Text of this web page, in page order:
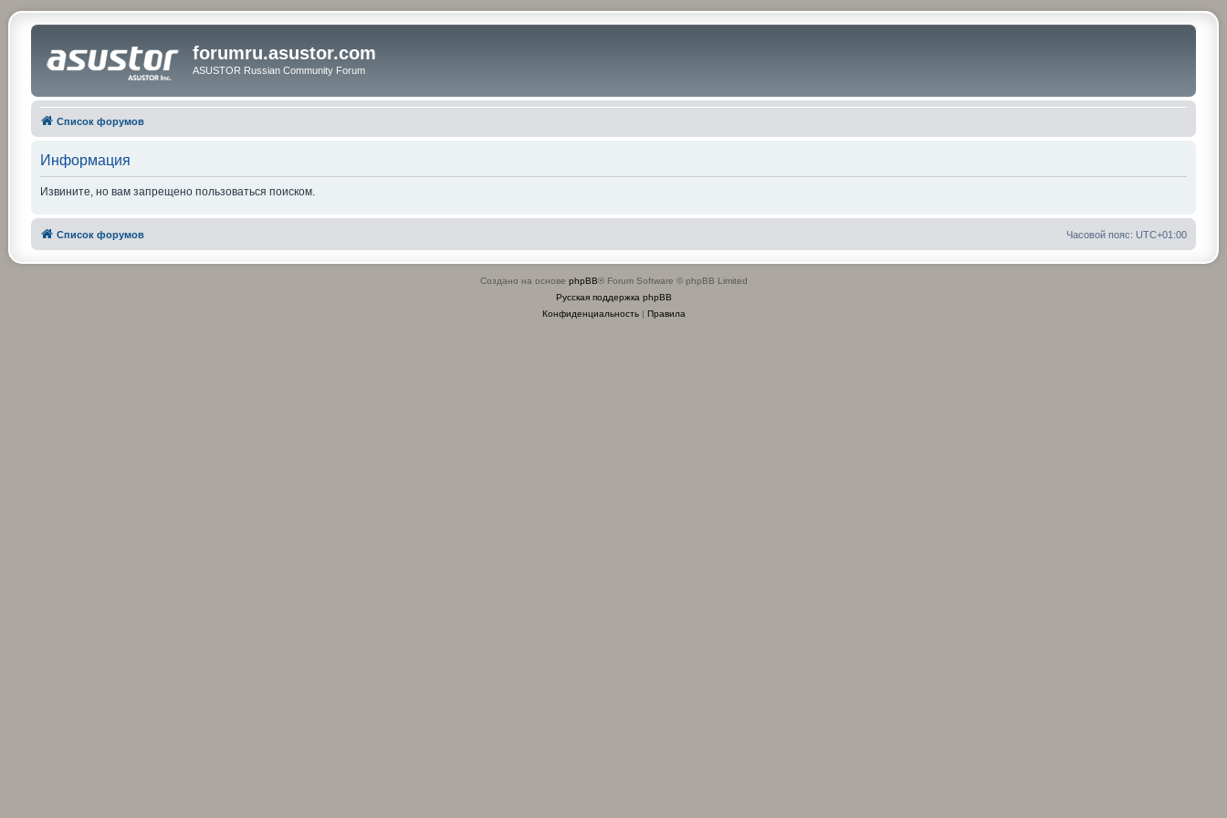
forumru.asustor.com
ASUSTOR Russian Community Forum
Список форумов
Информация
Извините, но вам запрещено пользоваться поиском.
Список форумов Часовой пояс: UTC+01:00
Создано на основе phpBB® Forum Software © phpBB Limited
Русская поддержка phpBB
Конфиденциальность| Правила